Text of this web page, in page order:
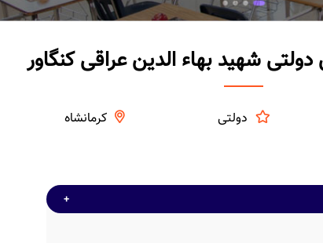
شهید بهاء الدین عراقی کنگاور
دولتی کرمانشاه